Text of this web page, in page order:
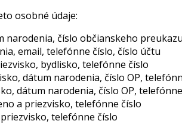
osobné údaje:
číslo občianskeho
email, telefónne číslo, číslo účtu
bydlisko, telefónne číslo
dátum narodenia, číslo OP,
dátum narodenia, číslo OP,
a priezvisko, telefónne číslo
telefónne číslo